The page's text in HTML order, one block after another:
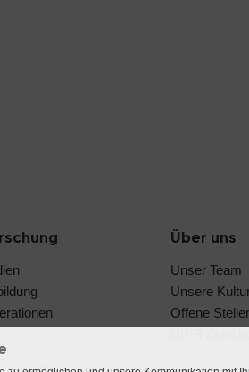
Über uns
Unser Team
Unsere
Offene